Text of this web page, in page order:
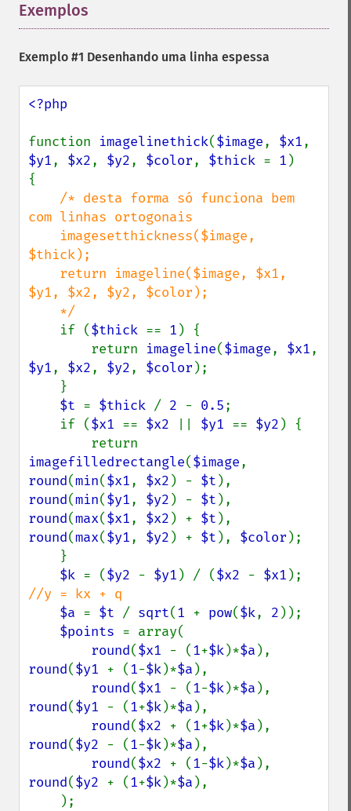
Exemplos
Exemplo #1 Desenhando uma linha espessa
<?php
function imagelinethick($image, $x1
$y1, $x2, $y2, $color, $thick = 1 )
{
/* desta forma só funciona bem
com linhas ortogonais
$thick);
$y1, $x2, $y2, $color);
if ($thick == 1 ) {
        return
imageline($image, $x1
$y1, $x2, $y2, $color );
$t = $thick / 2 - 0.5;
    if (
$x1 == $x2 $y1 == $y2 ) {
imagefilledrectangle($image
round(min($x1, $x2 ) - $t
round(min($y1, $y2 ) - $t
round(max($x1, $x2 ) + $t
round(max($y1, $y2 ) + $t ), $color );
$k = ($y2 - $y1 ) / ($x2 - $x1
//y = kx + q
$a = $t / sqrt(1 + pow($k, 2 ));
$points = array(
round($x1 - (1+$k)*$a
round($y1 + (1-$k)*$a ),
round($x1 - (1-$k)*$a
round($y1 - (1+$k)*$a ),
round($x2 + (1+$k)*$a
round($y2 - (1-$k)*$a ),
round($x2 + (1-$k)*$a
round($y2 + (1+$k)*$a ),